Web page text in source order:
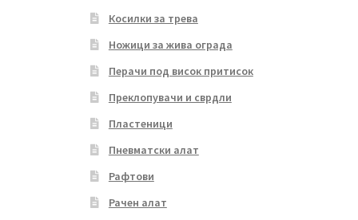
Косилки за трева
Ножици за жива ограда
Перачи под висок притисок
Преклопувачи и сврдли
Пластеници
Пневматски алат
Рафтови
Рачен алат